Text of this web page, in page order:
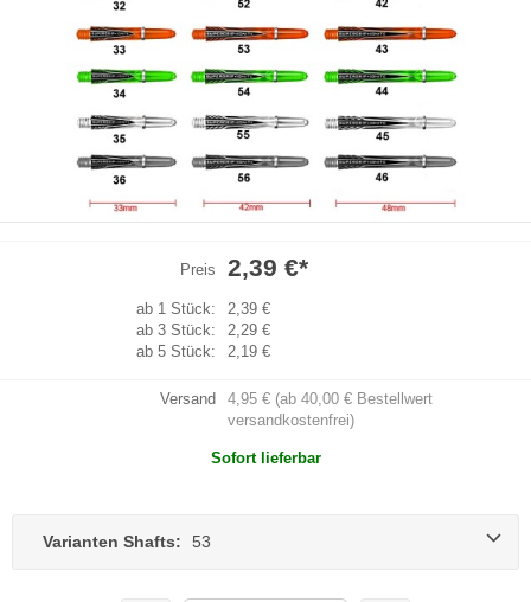
Preis 2,39 €*
ab 1 Stück:
2,39 €
ab 3 Stück:
2,29 €
ab 5 Stück:
2,19 €
Versand
4,95 € (ab 40,00 € Bestellwert
versandkostenfrei)
Sofort lieferbar
Varianten Shafts: 53